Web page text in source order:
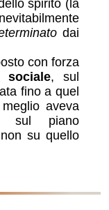
spirito (la
dai
con forza
sociale, sul
fino a quel
aveva
sul piano
su quello